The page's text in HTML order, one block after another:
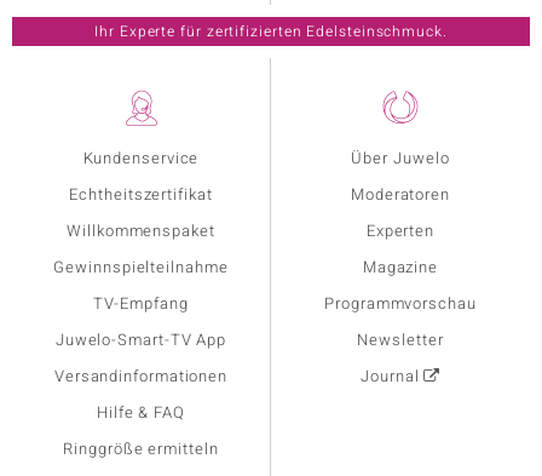
Kundenservice
Echtheitszertifikat
Willkommenspaket
Gewinnspielteilnahme
TV-Empfang
Juwelo-Smart-TV App
Versandinformationen
Hilfe & FAQ
Ringgröße ermitteln
Über Juwelo
Moderatoren
Experten
Magazine
Programmvorschau
Newsletter
Journal
Ihr Experte für zertifizierten Edelsteinschmuck.